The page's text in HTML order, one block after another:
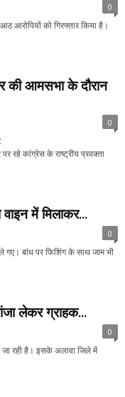
0
आरोपियों को गिरफ्तार किया है।
की आमसभा के दौरान
0
रहे कांग्रेस के राष्ट्रीय प्रवक्ता
में मिलाकर...
0
बांध पर फिशिंग के साथ जाम भी
लेकर ग्राहक...
0
जा रही है। इसके अलावा जिले में